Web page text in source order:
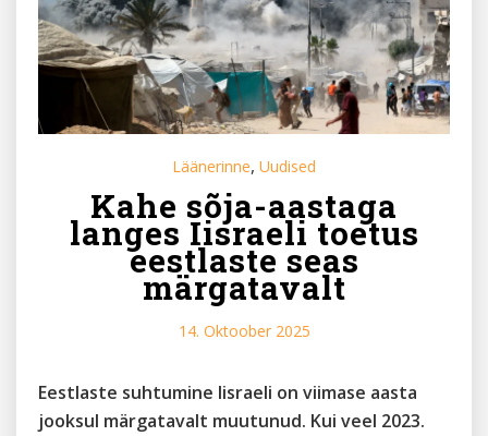
Läänerinne, Uudised
Kahe sõja-aastaga
langes Iisraeli toetus
eestlaste seas
märgatavalt
14. Oktoober 2025
Eestlaste suhtumine Iisraeli on viimase aasta
jooksul märgatavalt muutunud. Kui veel 2023.